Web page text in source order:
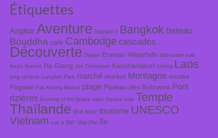
Étiquettes
Angkor Aventure Baiyoke II Bangkok bateau
Bouddha café Cambodge cascades
Découverte Départ Erawan Waterfalls fabrication soie
fleurs flowers Ha Giang Jim Thompson Kanchanaburi khlong Laos
long-tail boat Lumphini Park marché market Montagne musée
Pagode Pak Khlong Market plage Plateau des Bolovens Pont
rizières Running of the Brides siam Square soie Temple
Thaïlande thé tour tourisme UNESCO
Vietnam vue à 360° Wat Pho île